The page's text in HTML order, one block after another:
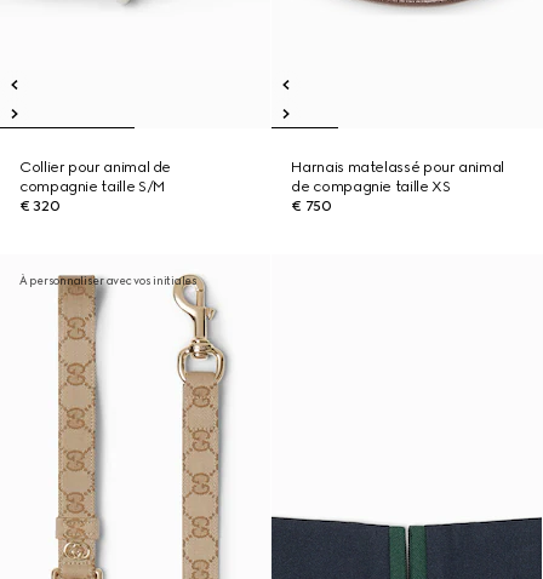
Collier pour animal de
compagnie taille S/M
€ 320
Harnais matelassé pour animal
de compagnie taille XS
€ 750
À personnaliser avec vos initiales